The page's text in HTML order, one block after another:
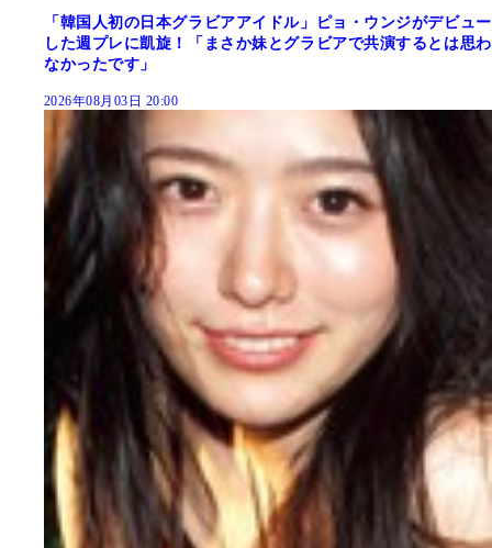
「韓国人初の日本グラビアアイドル」ピョ・ウンジがデビュー
した週プレに凱旋！「まさか妹とグラビアで共演するとは思わ
なかったです」
2026年08月03日 20:00